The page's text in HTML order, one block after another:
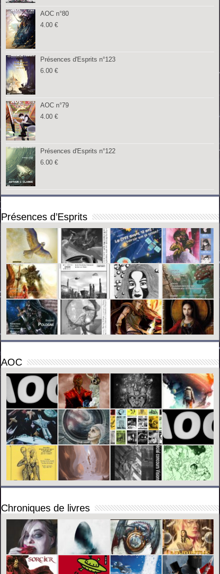
AOC n°80
4.00€
Présences d'Esprits n°123
6.00€
AOC n°79
4.00€
Présences d'Esprits n°122
6.00€
Présences d’Esprits
AOC
Chroniques de livres